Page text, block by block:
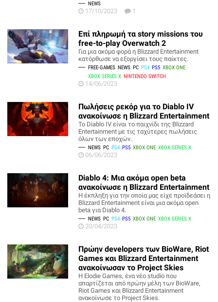
NEWS
17/10/2023 1
Επί πληρωμή τα story missions του
free-to-play Overwatch 2
Για μια ακόμα φορά η Blizzard Entertainment
κατόρθωσε να εξοργίσει τους παίκτες.
FREE-GAMES NEWS PC PS4 PS5 XBOX ONE
XBOX SERIES X NINTENDO SWITCH
14/06/2023
Πωλήσεις ρεκόρ για το Diablo IV
ανακοίνωσε η Blizzard Entertainment
To Diablo IV είναι το παιχνίδι της Blizzard
Entertainment με τις ταχύτερες πωλήσεις
όλων των εποχών.
NEWS PC PS4 PS5 XBOX ONE XBOX SERIES X
06/06/2023
Diablo 4: Μια ακόμα open beta
ανακοίνωσε η Blizzard Entertainment
Η έκπληξη για την οποία μας είχε προϊδεάσει η
Blizzard Entertainment είναι μια ακόμα open
beta για Diablo 4.
NEWS PC PS4 PS5 XBOX ONE XBOX SERIES X
20/04/2023
Πρώην developers των BioWare, Riot
Games και Blizzard Entertainment
ανακοίνωσαν το Project Skies
Η Elodie Games, ένα νέο studio που
απαρτίζεται από πρώην μέλη των BioWare,
Riot Games και Blizzard Entertainment
ανακοίνωσε το Project Skies.